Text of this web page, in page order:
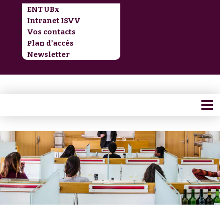
ENT UBx
Intranet ISVV
Vos contacts
Plan d’accès
Newsletter